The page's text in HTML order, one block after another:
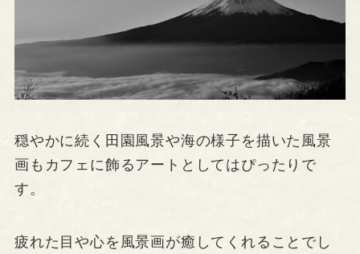
穏やかに続く田園風景や海の様子を描いた風景
画もカフェに飾るアートとしてはぴったりで
す。
疲れた目や心を風景画が癒してくれることでし